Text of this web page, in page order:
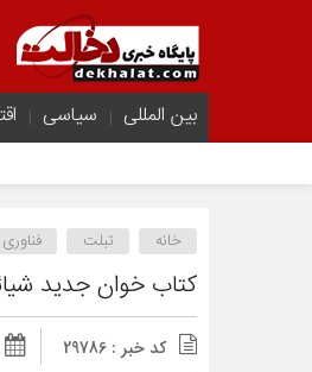
بین المللی سیاسی
خانه تبلت
کتاب خوان جدید
کد خبر : 29786